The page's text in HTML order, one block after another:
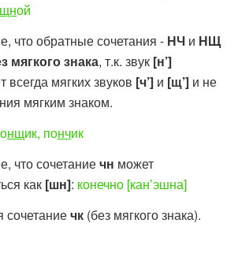
щной
что обратные сочетания - НЧ и НЩ
мягкого знака, т.к. звук [н’]
всегда мягких звуков [ч’] и [щ’] и не
мягким знаком.
нщик, пончик
что сочетаниечн может
как [шн]: конечно [кан’эшна]
сочетаниечк (без мягкого знака).